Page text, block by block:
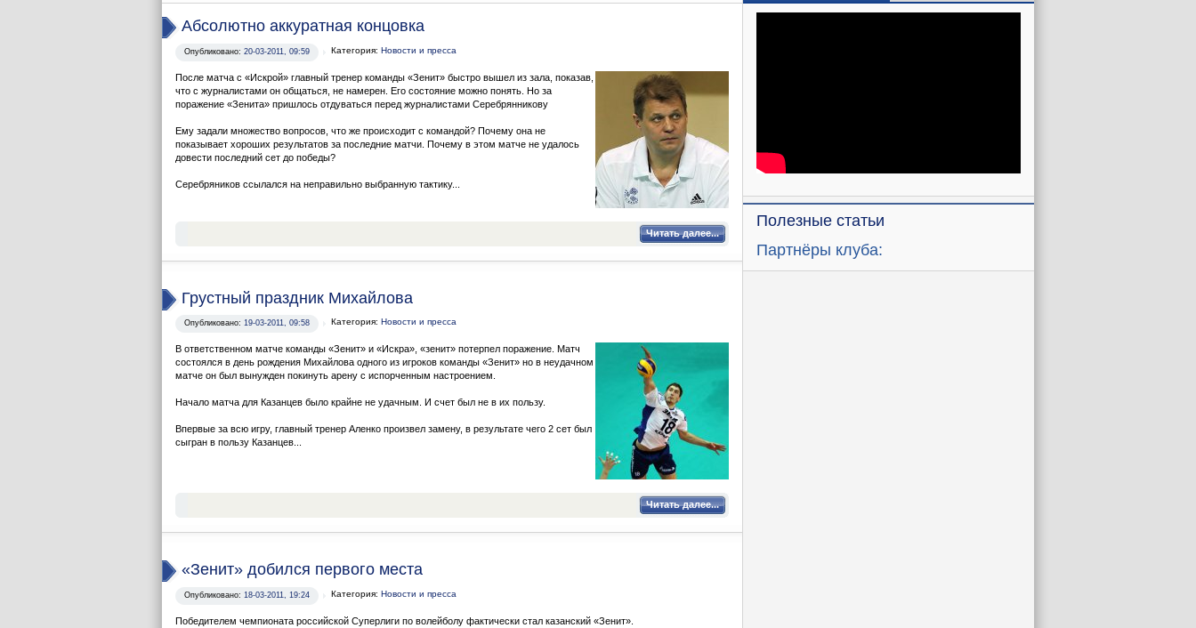
Абсолютно аккуратная концовка
Опубликовано: 20-03-2011, 09:59 Категория: Новости и пресса
После матча с «Искрой» главный тренер команды «Зенит» быстро вышел из зала, показав,
что с журналистами он общаться, не намерен. Его состояние можно понять. Но за
поражение «Зенита» пришлось отдуваться перед журналистами Серебрянникову
Ему задали множество вопросов, что же происходит с командой? Почему она не
показывает хороших результатов за последние матчи. Почему в этом матче не удалось
довести последний сет до победы?
Серебряников ссылался на неправильно выбранную тактику...
Читать далее...
Грустный праздник Михайлова
Опубликовано: 19-03-2011, 09:58 Категория: Новости и пресса
В ответственном матче команды «Зенит» и «Искра», «зенит» потерпел поражение. Матч
состоялся в день рождения Михайлова одного из игроков команды «Зенит» но в неудачном
матче он был вынужден покинуть арену с испорченным настроением.
Начало матча для Казанцев было крайне не удачным. И счет был не в их пользу.
Впервые за всю игру, главный тренер Аленко произвел замену, в результате чего 2 сет был
сыгран в пользу Казанцев...
Читать далее...
«Зенит» добился первого места
Опубликовано: 18-03-2011, 19:24 Категория: Новости и пресса
Победителем чемпионата российской Суперлиги по волейболу фактически стал казанский «Зенит».
Полезные статьи
Партнёры клуба: